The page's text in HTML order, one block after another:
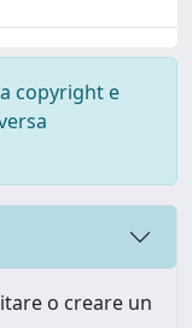
copyright e
o creare un